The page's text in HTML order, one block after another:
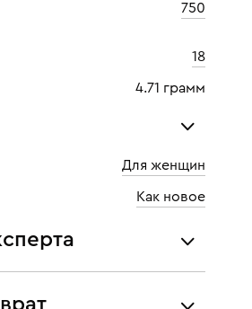
750
18
4.71 грамм
4 шт
0,32
Для женщин
Как новое
экспертизу подлинности и
ювелирных изделий,